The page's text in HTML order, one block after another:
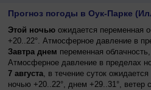
Прогноз погоды в Оук-Парке
Этой ночьюожидается переменная
+20..22°. Атмосферное давление в
Завтра днем переменная
Атмосферное давление в пределах
7 августа, в течение суток
ночью +20..22°, днем +29..31°, ветер